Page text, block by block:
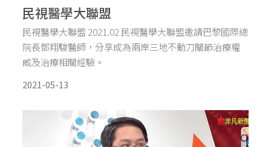
2021-05-13
民視醫學大聯盟
民視醫學大聯盟 2021.02 民視醫學大聯盟邀請巴黎國際總
院長鄧翔駿醫師，分享成為兩岸三地不動刀關節治療權
威及治療相關經驗。